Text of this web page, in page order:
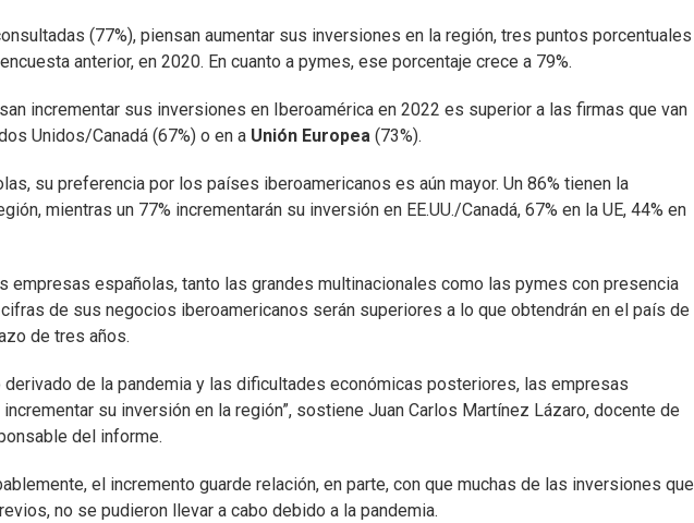
(77%), piensan aumentar sus inversiones en la región, tres puntos porcentuales
anterior, en 2020. En cuanto a pymes, ese porcentaje crece a 79%.
incrementar sus inversiones en Iberoamérica en 2022 es superior a las firmas que van
Unidos/Canadá (67%) o en a Unión Europea (73%).
su preferencia por los países iberoamericanos es aún mayor. Un 86% tienen la
mientras un 77% incrementarán su inversión en EE.UU./Canadá, 67% en la UE, 44% en
empresas españolas, tanto las grandes multinacionales como las pymes con presencia
de sus negocios iberoamericanos serán superiores a lo que obtendrán en el país de
de tres años.
derivado de la pandemia y las dificultades económicas posteriores, las empresas
su inversión en la región”, sostiene Juan Carlos Martínez Lázaro, docente de
del informe.
el incremento guarde relación, en parte, con que muchas de las inversiones que
no se pudieron llevar a cabo debido a la pandemia.